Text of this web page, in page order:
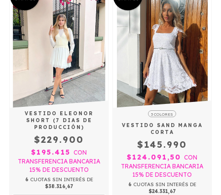
VESTIDO ELEONOR
SHORT (7 DIAS DE
PRODUCCIÓN)
$229.900
$195.415 CON
TRANSFERENCIA BANCARIA
15% DE DESCUENTO
6 CUOTAS SIN INTERÉS DE
$38.316,67
3 COLORES
VESTIDO SAND MANGA
CORTA
$145.990
$124.091,50 CON
TRANSFERENCIA BANCARIA
15% DE DESCUENTO
6 CUOTAS SIN INTERÉS DE
$24.331,67